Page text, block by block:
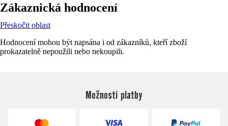
Zákaznická hodnocení
Přeskočit oblast
Hodnocení mohou být napsána i od zákazníků, kteří zboží
prokazatelně nepoužili nebo nekoupili.
Možnosti platby